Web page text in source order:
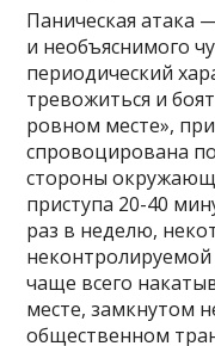
Паническая атака
и необъяснимого
периодический
тревожиться и
ровном месте»,
спровоцирована
стороны
приступа 20-40
раз в неделю,
чаще всего
месте, замкнутом
общественном